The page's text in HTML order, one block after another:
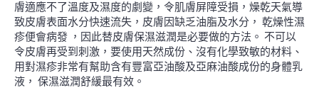
膚適應不了溫度及濕度的劇變，令肌膚屏障受損，燥乾天氣導
致皮膚表面水分快速流失，皮膚因缺乏油脂及水分， 乾燥性濕
疹便會病發 ，因此替皮膚保濕滋潤是必要做的方法。 不可以
令皮膚再受到刺激，要使用天然成份、沒有化學致敏的材料、
用對濕疹非常有幫助含有豐富亞油酸及亞麻油酸成份的身體乳
液， 保濕滋潤舒緩最有效。